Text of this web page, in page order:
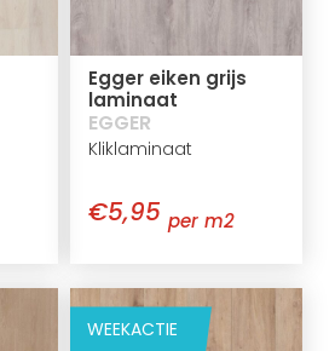
Egger eiken grijs
laminaat
EGGER
Kliklaminaat
€5,95 per m2
WEEKACTIE